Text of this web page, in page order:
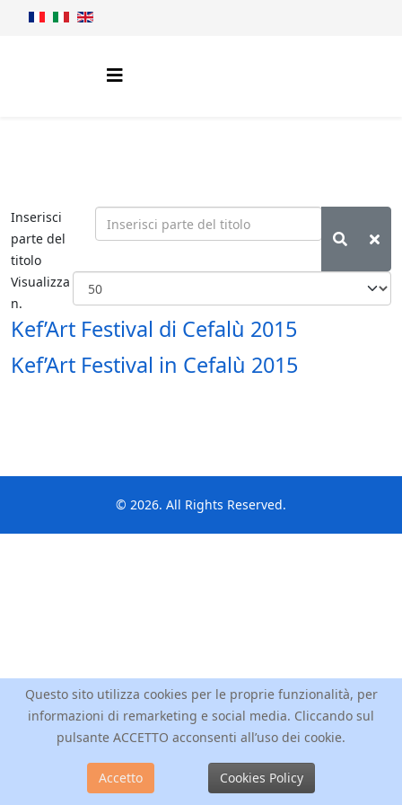
Inserisci
parte del
titolo
Visualizza
n.
Kef’Art Festival di Cefalù 2015
Kef’Art Festival in Cefalù 2015
© 2026. All Rights Reserved.
Questo sito utilizza cookies per le proprie funzionalità, per
informazioni di remarketing e social media. Cliccando sul
pulsante ACCETTO acconsenti all’uso dei cookie.
Accetto Cookies Policy